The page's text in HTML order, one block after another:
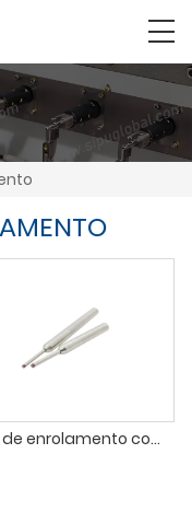
Bocal de enrolamento com ponta de rubi